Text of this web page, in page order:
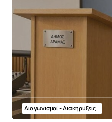
Διαγωνισμοί - Διακηρύξεις